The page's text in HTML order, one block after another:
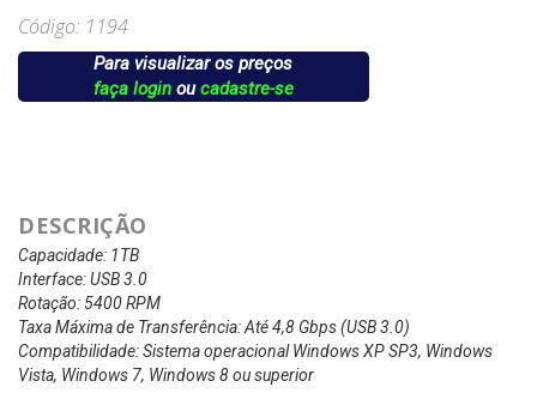
Código: 1194
Para visualizar os preços
faça loginoucadastre-se
DESCRIÇÃO
Capacidade: 1TB
Interface: USB 3.0
Rotação: 5400 RPM
Taxa Máxima de Transferência: Até 4,8 Gbps (USB 3.0)
Compatibilidade: Sistema operacional Windows XP SP3, Windows
Vista, Windows 7, Windows 8 ou superior